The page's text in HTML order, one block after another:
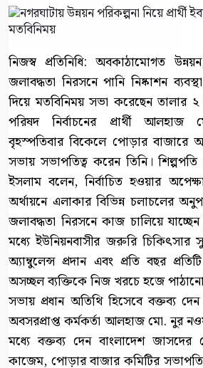
নিজস্ব প্রতিনিধি: অবকাঠামোগত
জলাবদ্ধতা নিরসনে পানি নিষ্কাশন
দিয়ে মতবিনিময় সভা করেছেন তালার ২
পরিষদ নির্বাচনের প্রার্থী
বৃহস্পতিবার বিকেলে পোড়ার
সভায় সভাপতিত্ব করেন তিনি।
ইসলাম বলেন, নির্বাচিত হওয়ার
অর্থায়নে এলাকার বিভিন্ন চলাচলের
জলাবদ্ধতা নিরসনে কাজ চালিয়ে
মধ্যে ইউনিয়নবাসীর জরুরি চিকিৎসার
অ্যাম্বুলেন্স প্রদান এবং প্রতি বছর
অসচ্ছল ব্যক্তিকে নিজ খরচে হজে
সভায় প্রধান অতিথি হিসেবে বক্তব্য
অবসরপ্রাপ্ত কর্মকর্তা আলহাজ মো. নুর
মধ্যে বক্তব্য দেন বাংলাদেশ
কাজেম, পোড়ার বাজার কমিটির